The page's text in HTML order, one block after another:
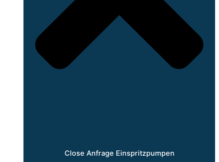
Close Anfrage Einspritzpumpen